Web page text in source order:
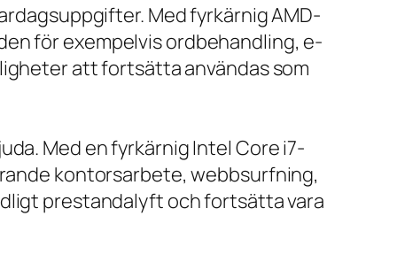
Med fyrkärnig AMD-
för exempelvis ordbehandling, e-
att fortsätta användas som
Med en fyrkärnig Intel Core i7-
kontorsarbete, webbsurfning,
prestandalyft och fortsätta vara